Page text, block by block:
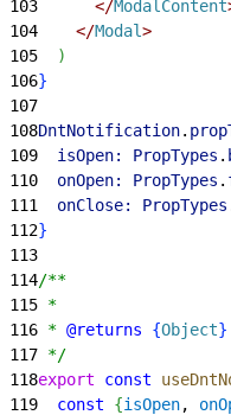
103
</ModalContent
104
</Modal>
105
)
106}
107
108DntNotification.
109
  isOpen:
PropTypes .
110
  onOpen:
PropTypes .
111
  onClose:
PropTypes
112}
113
114/**
115 *
116 * @returns {Object}
117 */
118export const
119
  const
{isOpen,